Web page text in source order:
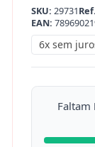
SKU: 29731
EAN:
6x sem
Faltam